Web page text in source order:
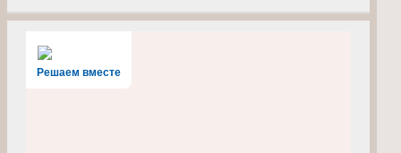
Решаем вместе